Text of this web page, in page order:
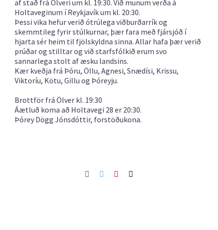
af stað frá Ölveri um kl. 19:30. Við munum verða á
Holtaveginum í Reykjavík um kl. 20:30.
Þessi vika hefur verið ótrúlega viðburðarrík og
skemmtileg fyrir stúlkurnar, þær fara með fjársjóð í
hjarta sér heim til fjölskyldna sinna. Allar hafa þær verið
prúðar og stilltar og við starfsfólkið erum svo
sannarlega stolt af æsku landsins.
Kær kveðja frá Þóru, Öllu, Agnesi, Snædísi, Krissu,
Viktoríu, Kötu, Gillu og Þóreyju.
Brottför frá Ölver kl. 19:30
Áætluð koma að Holtavegi 28 er 20:30.
Þórey Dögg Jónsdóttir, forstöðukona.
Facebook
TwitterPinterest